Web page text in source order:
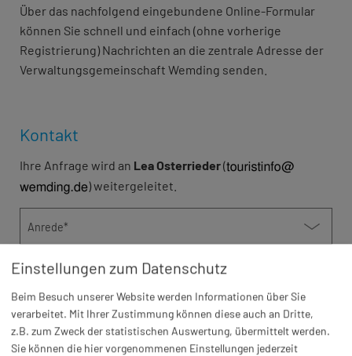
Über das nachfolgend eingebundene Online-Formular
können Sie schnell und einfach (ohne vorherige
Registrierung) Nachrichten an die zentrale Adresse der
Verwaltungsgemeinschaft Wemding senden.
Kontakt
Ihre Anfrage wird an Lea Osterrieder(
) weitergeleitet.
Anrede*
Vorname*
Nachname*
Einstellungen zum Datenschutz
Beim Besuch unserer Website werden Informationen über Sie
verarbeitet. Mit Ihrer Zustimmung können diese auch an Dritte,
z.B. zum Zweck der statistischen Auswertung, übermittelt werden.
Sie können die hier vorgenommenen Einstellungen jederzeit